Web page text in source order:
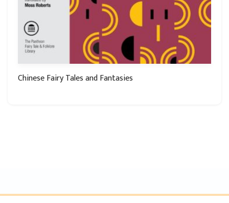
Chinese Fairy Tales and Fantasies